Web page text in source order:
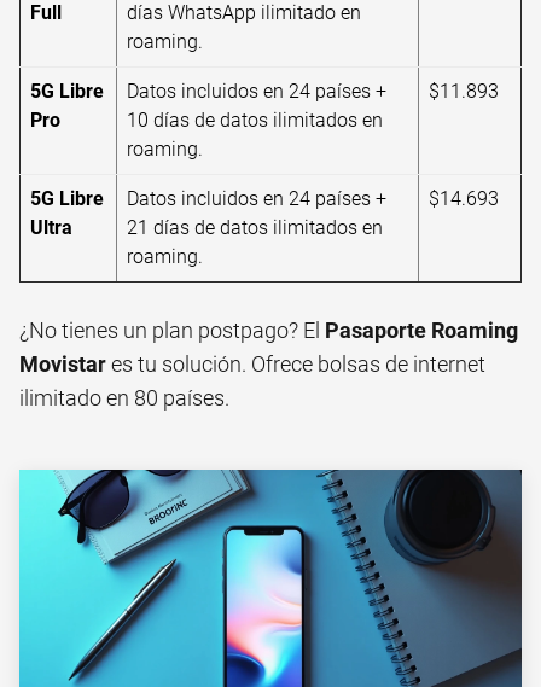
Full
días WhatsApp ilimitado en
roaming.
5G Libre
Pro
Datos incluidos en 24 países +
10 días de datos ilimitados en
roaming.
$11.893
5G Libre
Ultra
Datos incluidos en 24 países +
21 días de datos ilimitados en
roaming.
$14.693
¿No tienes un plan postpago? El Pasaporte Roaming
Movistares tu solución. Ofrece bolsas de internet
ilimitado en 80 países.